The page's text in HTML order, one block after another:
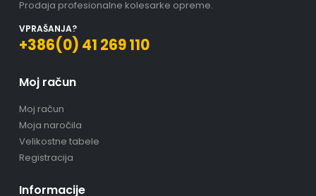
Prodaja profesionalne kolesarke opreme.
VPRAŠANJA?
+386(0) 41 269 110
Moj račun
Moj račun
Moja naročila
Velikostne tabele
Registracija
Informacije